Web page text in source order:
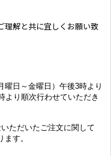
理解と共に宜しくお願い致
曜日～金曜日）午後3時より
より順次行わせていただき
ただいたご注文に関して
す。